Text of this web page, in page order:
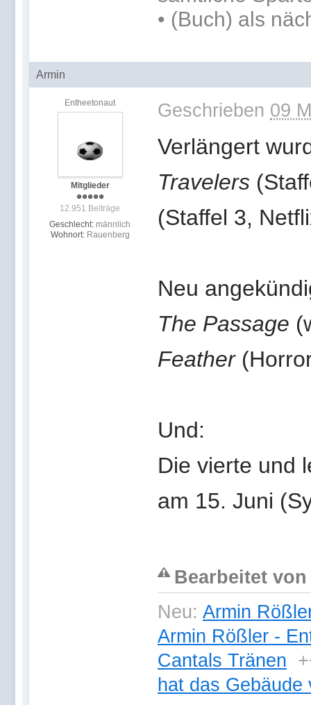
• (Buch) als
Armin
Entheetonaut
Mitglieder
12.951 Beiträge
Geschlecht: männlich
Wohnort: Rauenberg
Geschrieben 09
Verlängert
Travelers
(Staffel 3,
Neu
The Passage
Feather
Und:
Die vierte und
am 15. Juni
Bearbeitet von
Neu: Armin
Armin Rößler -
Cantals Tränen
hat das Gebäude